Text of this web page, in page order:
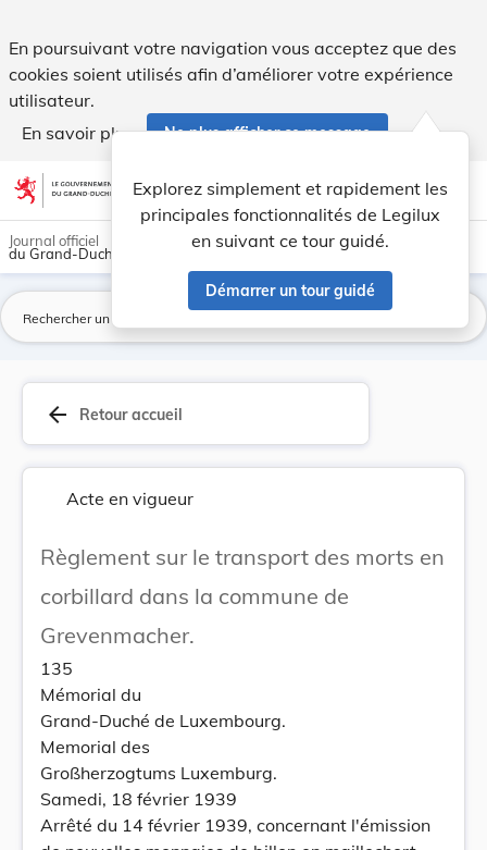
En poursuivant votre navigation vous acceptez que des
cookies soient utilisés afin d’améliorer votre expérience
utilisateur.
En savoir plus
Ne plus afficher ce message
Aller au contenu account_circle help Aide
Explorez simplement et rapidement les
principales fonctionnalités de Legilux
en suivant ce tour guidé.
Démarrer un tour guidé
light_mode dark_mode
Journal officiel
du Grand-Duché de Luxembourg
arrow_back Retour accueil
Acte en vigueur
Règlement sur le transport des morts en
corbillard dans la commune de
Grevenmacher.
135
Mémorial du
Grand-Duché de Luxembourg.
Memorial des
Großherzogtums Luxemburg.
Samedi, 18 février 1939
Arrêté du 14 février 1939, concernant l'émission